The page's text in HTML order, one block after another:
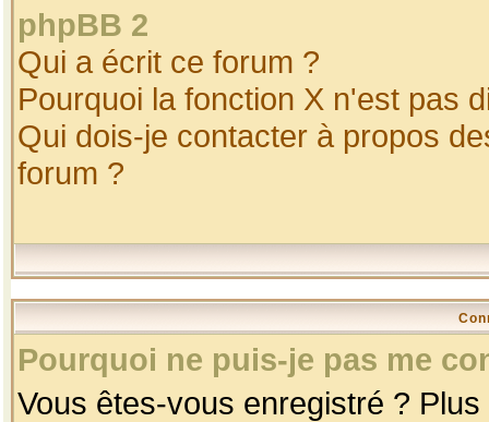
phpBB 2
Qui a écrit ce forum ?
Pourquoi la fonction X n'est pas
Qui dois-je contacter à propos
forum ?
Pourquoi ne puis-je pas me
Vous êtes-vous enregistré ?